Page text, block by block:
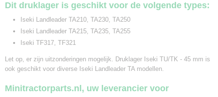
Dit druklager is geschikt voor de volgende types:
Iseki Landleader TA210, TA230, TA250
Iseki Landleader TA215, TA235, TA255
Iseki TF317, TF321
Let op, er zijn uitzonderingen mogelijk. Druklager Iseki TU/TK - 45 mm is
ook geschikt voor diverse Iseki Landleader TA modellen.
Minitractorparts.nl, uw leverancier voor